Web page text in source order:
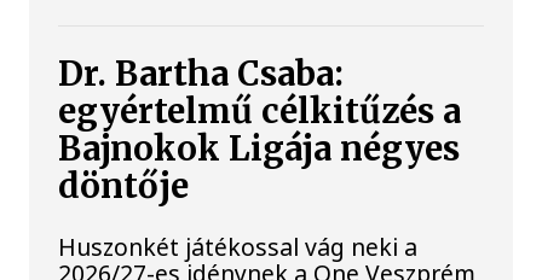
Dr. Bartha Csaba:
egyértelmű célkitűzés a
Bajnokok Ligája négyes
döntője
Huszonkét játékossal vág neki a
2026/27-es idénynek a One Veszprém